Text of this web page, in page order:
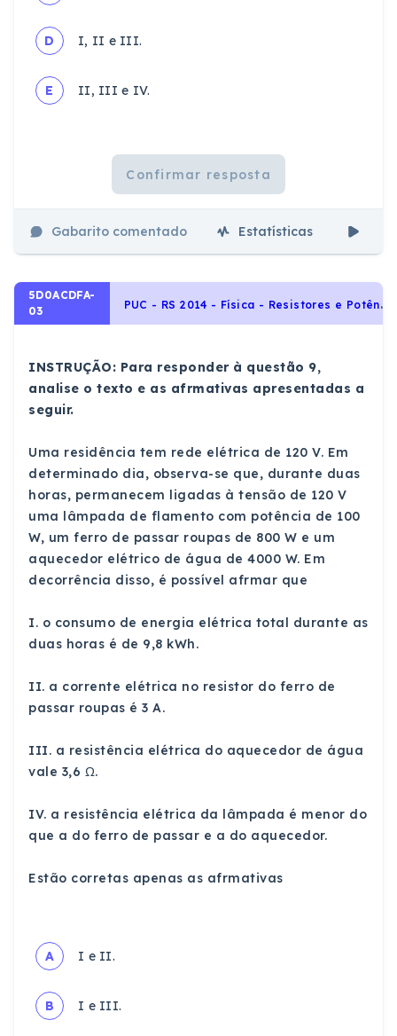
D I, II e III.
E II, III e IV.
Confirmar resposta
Gabarito comentado Estatísticas
5D0ACDFA-
03
PUC - RS 2014 - Física - Resistores e Potência Elétrica, Eletricidade
INSTRUÇÃO: Para responder à questão 9,
analise o texto e as afrmativas apresentadas a
seguir.
Uma residência tem rede elétrica de 120 V. Em
determinado dia, observa-se que, durante duas
horas, permanecem ligadas à tensão de 120 V
uma lâmpada de flamento com potência de 100
W, um ferro de passar roupas de 800 W e um
aquecedor elétrico de água de 4000 W. Em
decorrência disso, é possível afrmar que
I. o consumo de energia elétrica total durante as
duas horas é de 9,8 kWh.
II. a corrente elétrica no resistor do ferro de
passar roupas é 3 A.
III. a resistência elétrica do aquecedor de água
vale 3,6 Ω.
IV. a resistência elétrica da lâmpada é menor do
que a do ferro de passar e a do aquecedor.
Estão corretas apenas as afrmativas
A I e II.
B I e III.